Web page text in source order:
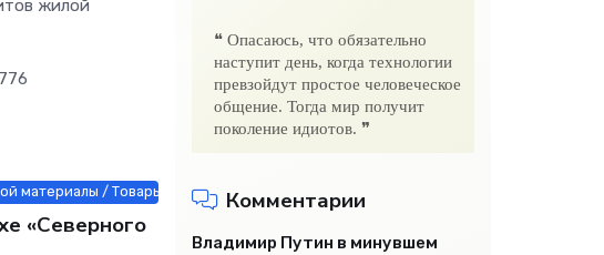
жилой
/ Товары / Другие новости / Интернет технологии
«Северного
❝ Опасаюсь, что обязательно
наступит день, когда технологии
превзойдут простое человеческое
общение. Тогда мир получит
поколение идиотов. ❞
Комментарии
Владимир Путин в минувшем